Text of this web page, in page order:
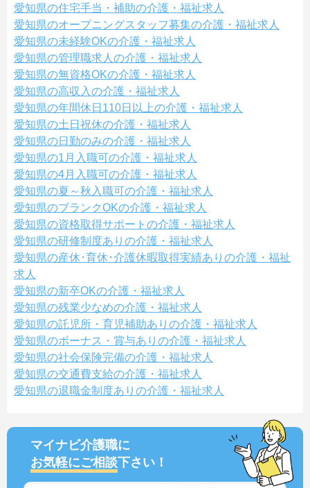
愛知県の住宅手当・補助の介護・福祉求人
愛知県のオープニングスタッフ募集の介護・福祉求人
愛知県の未経験OKの介護・福祉求人
愛知県の管理職求人の介護・福祉求人
愛知県の無資格OKの介護・福祉求人
愛知県の高収入の介護・福祉求人
愛知県の年間休日110日以上の介護・福祉求人
愛知県の土日祝休の介護・福祉求人
愛知県の日勤のみの介護・福祉求人
愛知県の1月入職可の介護・福祉求人
愛知県の4月入職可の介護・福祉求人
愛知県の夏～秋入職可の介護・福祉求人
愛知県のブランクOKの介護・福祉求人
愛知県の資格取得サポートの介護・福祉求人
愛知県の研修制度ありの介護・福祉求人
愛知県の産休･育休･介護休暇取得実績ありの介護・福祉
求人
愛知県の新卒OKの介護・福祉求人
愛知県の残業少なめの介護・福祉求人
愛知県の託児所・育児補助ありの介護・福祉求人
愛知県のボーナス・賞与ありの介護・福祉求人
愛知県の社会保険完備の介護・福祉求人
愛知県の交通費支給の介護・福祉求人
愛知県の退職金制度ありの介護・福祉求人
マイナビ介護職に
お気軽にご相談下さい！